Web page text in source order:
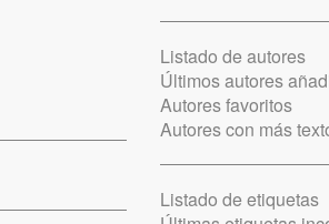
Listado de autores
Últimos autores
Autores favoritos
Autores con más
Listado de etiquetas